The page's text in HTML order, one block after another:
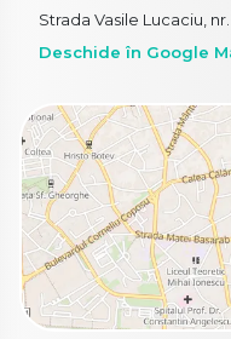
Strada Vasile Lucaciu,
Deschide în Google